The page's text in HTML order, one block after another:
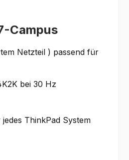
Campus
Netzteil ) passend für
bei 30 Hz
ThinkPad System